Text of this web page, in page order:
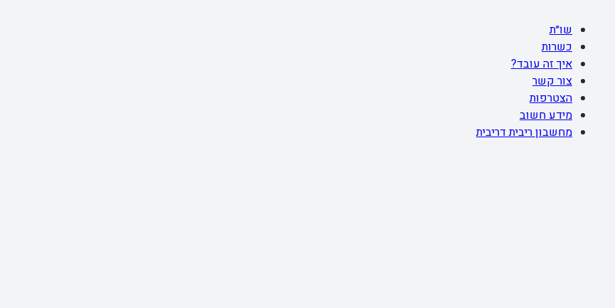
שו״ת
כשרות
איך זה עובד?
צור קשר
הצטרפות
מידע חשוב
מחשבון ריבית דריבית